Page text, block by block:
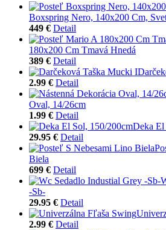
Boxspring Nero, 140x200 Cm,
449 € Detail
180x200 Cm Tmavá Hnedá
389 € Detail
2.99 € Detail
Oval, 14/26cm
1.99 € Detail
Deka El
29.95 € Detail
Biela
699 € Detail
-Sb-
29.95 € Detail
2.99 € Detail